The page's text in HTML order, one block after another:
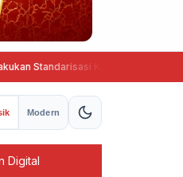
Kurikulum Pembinaan PMR
Modern
Digital